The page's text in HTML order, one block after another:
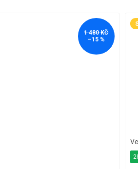
1 480 KČ
–15 %